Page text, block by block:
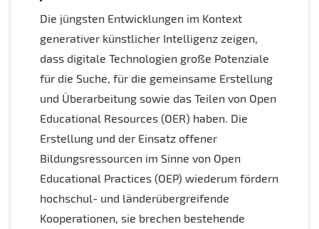
Die jüngsten Entwicklungen im Kontext
generativer künstlicher Intelligenz zeigen,
dass digitale Technologien große Potenziale
für die Suche, für die gemeinsame Erstellung
und Überarbeitung sowie das Teilen von Open
Educational Resources (OER) haben. Die
Erstellung und der Einsatz offener
Bildungsressourcen im Sinne von Open
Educational Practices (OEP) wiederum fördern
hochschul- und länderübergreifende
Kooperationen, sie brechen bestehende